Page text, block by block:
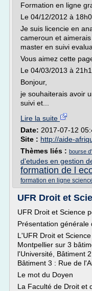
Formation en ligne
Le 04/12/2012 à
Je suis licencie en
cameroun et
master en suivi
Vous aimez cette
Le 04/03/2013 à
Bonjour,
je souhaiterais avoir
suivi et...
Lire la suite
Date: 2017-07-12
Site : http://aide-
Thèmes liés : bourse
d'etudes en gestion
formation de l
formation en ligne
UFR Droit et
UFR Droit et Science
Présentation générale
L'UFR Droit et
Montpellier sur 3
l'Université, Bâtiment
Bâtiment 3 : Rue de
Le mot du Doyen
La Faculté de Droit et